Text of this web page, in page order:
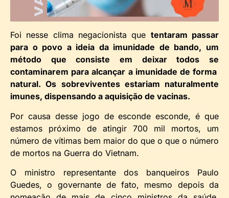
Foi nesse clima negacionista que tentaram passar
para o povo a ideia da imunidade de bando, um
método que consiste em deixar todos se
contaminarem para alcançar a imunidade de forma
natural. Os sobreviventes estariam naturalmente
imunes, dispensando a aquisição de vacinas.
Por causa desse jogo de esconde esconde, é que
estamos próximo de atingir 700 mil mortos, um
número de vítimas bem maior do que o que o número
de mortos na Guerra do Vietnam.
O ministro representante dos banqueiros Paulo
Guedes, o governante de fato, mesmo depois da